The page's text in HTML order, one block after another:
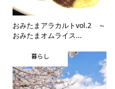
おみたまアラカルトvol.2 ～
おみたまオムライス...
暮らし